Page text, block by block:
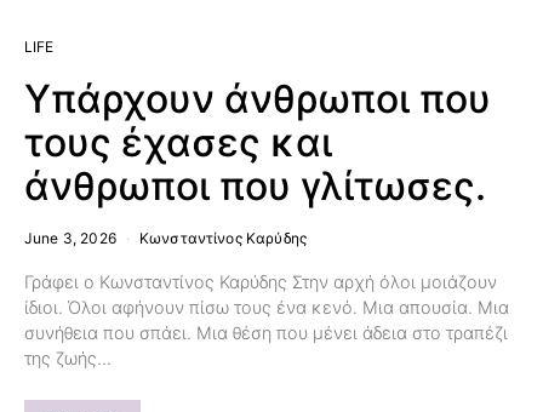
LIFE
Υπάρχουν άνθρωποι που
τους έχασες και
άνθρωποι που γλίτωσες.
June 3, 2026 Κωνσταντίνος Καρύδης
Γράφει ο Κωνσταντίνος Καρύδης Στην αρχή όλοι μοιάζουν
ίδιοι. Όλοι αφήνουν πίσω τους ένα κενό. Μια απουσία. Μια
συνήθεια που σπάει. Μια θέση που μένει άδεια στο τραπέζι
της ζωής…